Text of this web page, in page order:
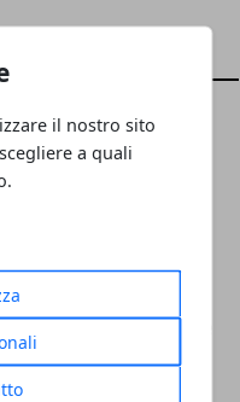
il nostro sito
a quali
come essere
un'impresa